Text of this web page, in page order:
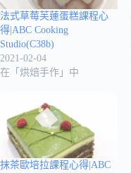
法式草莓芙蓮蛋糕課程心
得|ABC Cooking
Studio(C38b)
2021-02-04
在「烘焙手作」中
抹茶歐培拉課程心得|ABC